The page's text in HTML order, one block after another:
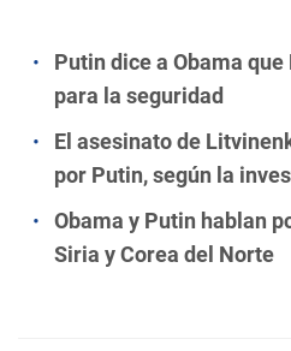
Putin dice a Obama que
para la seguridad
El asesinato de
por Putin, según la
Obama y Putin hablan
Siria y Corea del Norte